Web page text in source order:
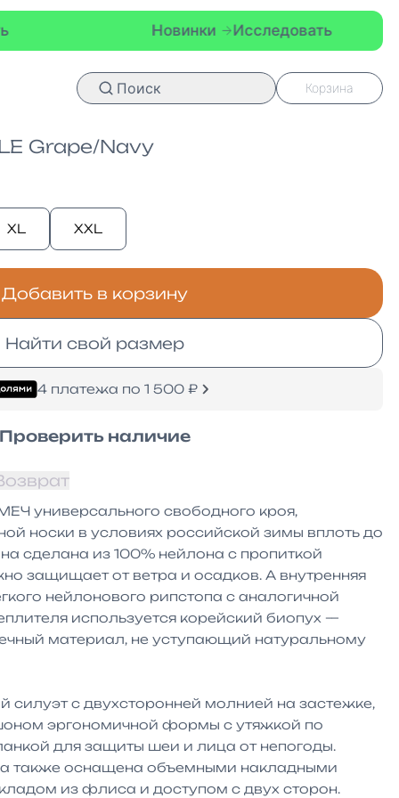
Исследовать
Поиск Корзина
Grape/Navy
XL XXL
Добавить в корзину
Найти свой размер
4 платежа по 1 500 ₽
наличие
универсального свободного кроя,
носки в условиях российской зимы вплоть до
сделана из 100% нейлона с пропиткой
защищает от ветра и осадков. А внутренняя
нейлонового рипстопа с аналогичной
используется корейский биопух —
материал, не уступающий натуральному
силуэт с двухсторонней молнией на застежке,
эргономичной формы с утяжкой по
для защиты шеи и лица от непогоды.
также оснащена объемными накладными
из флиса и доступом с двух сторон.